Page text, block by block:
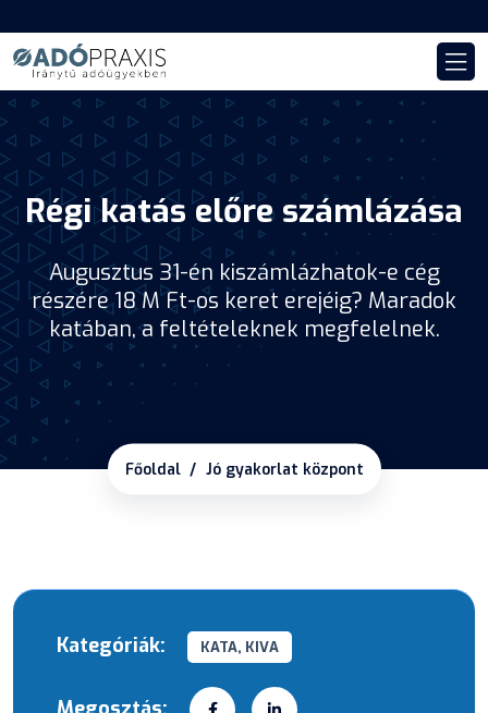
Régi katás előre számlázása
Augusztus 31-én kiszámlázhatok-e cég
részére 18 M Ft-os keret erejéig? Maradok
katában, a feltételeknek megfelelnek.
Főoldal Jó gyakorlat központ
Kategóriák: KATA, KIVA